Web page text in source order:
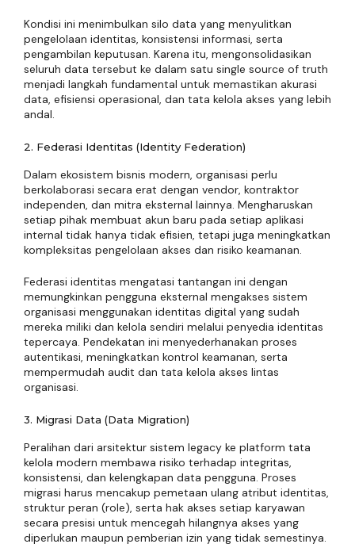
Kondisi ini menimbulkan silo data yang menyulitkan
pengelolaan identitas, konsistensi informasi, serta
pengambilan keputusan. Karena itu, mengonsolidasikan
seluruh data tersebut ke dalam satu single source of truth
menjadi langkah fundamental untuk memastikan akurasi
data, efisiensi operasional, dan tata kelola akses yang lebih
andal.
2. Federasi Identitas (Identity Federation)
Dalam ekosistem bisnis modern, organisasi perlu
berkolaborasi secara erat dengan vendor, kontraktor
independen, dan mitra eksternal lainnya. Mengharuskan
setiap pihak membuat akun baru pada setiap aplikasi
internal tidak hanya tidak efisien, tetapi juga meningkatkan
kompleksitas pengelolaan akses dan risiko keamanan.
Federasi identitas mengatasi tantangan ini dengan
memungkinkan pengguna eksternal mengakses sistem
organisasi menggunakan identitas digital yang sudah
mereka miliki dan kelola sendiri melalui penyedia identitas
tepercaya. Pendekatan ini menyederhanakan proses
autentikasi, meningkatkan kontrol keamanan, serta
mempermudah audit dan tata kelola akses lintas
organisasi.
3. Migrasi Data (Data Migration)
Peralihan dari arsitektur sistem legacy ke platform tata
kelola modern membawa risiko terhadap integritas,
konsistensi, dan kelengkapan data pengguna. Proses
migrasi harus mencakup pemetaan ulang atribut identitas,
struktur peran (role), serta hak akses setiap karyawan
secara presisi untuk mencegah hilangnya akses yang
diperlukan maupun pemberian izin yang tidak semestinya.